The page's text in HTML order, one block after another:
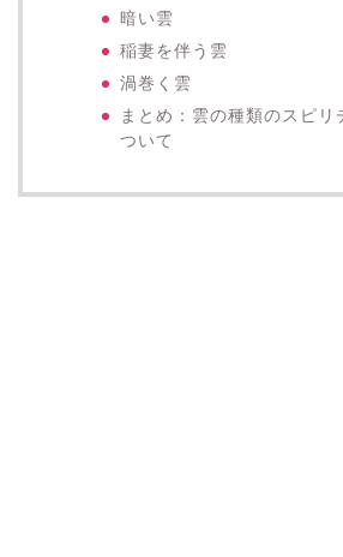
暗い雲
稲妻を伴う雲
渦巻く雲
まとめ：雲の種類のスピリ
ついて